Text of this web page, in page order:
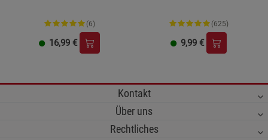
(6)
16,99 €
(625)
9,99 €
Kontakt
Über uns
Rechtliches